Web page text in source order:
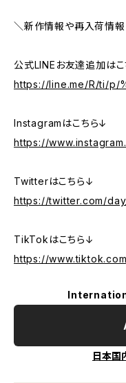
＼新作情報や再入荷情
公式LINEお友達追加は
https://line.me/R/ti/p/
Instagramはこちら↓
https://
Twitterはこちら↓
https://twitter.com/
TikTokはこちら↓
https://
日本国